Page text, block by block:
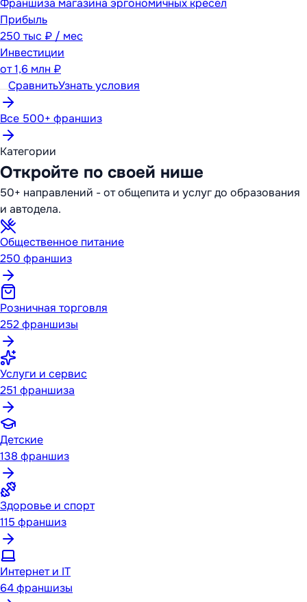
Франшиза магазина эргономичных кресел
Прибыль
250 тыс ₽ / мес
Инвестиции
от1,6 млн ₽
СравнитьУзнать условия
Все 500+ франшиз
Категории
Откройте по своей нише
50+ направлений - от общепита и услуг до образования
и автодела.
Общественное питание
250 франшиз
Розничная торговля
252франшизы
Услуги и сервис
251 франшиза
Детские
138 франшиз
Здоровье и спорт
115 франшиз
Интернет и IT
64франшизы